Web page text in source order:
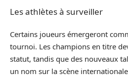
Les athlètes à surveiller
Certains joueurs émergeront
tournoi. Les champions en titre
statut, tandis que des nouveaux
un nom sur la scène